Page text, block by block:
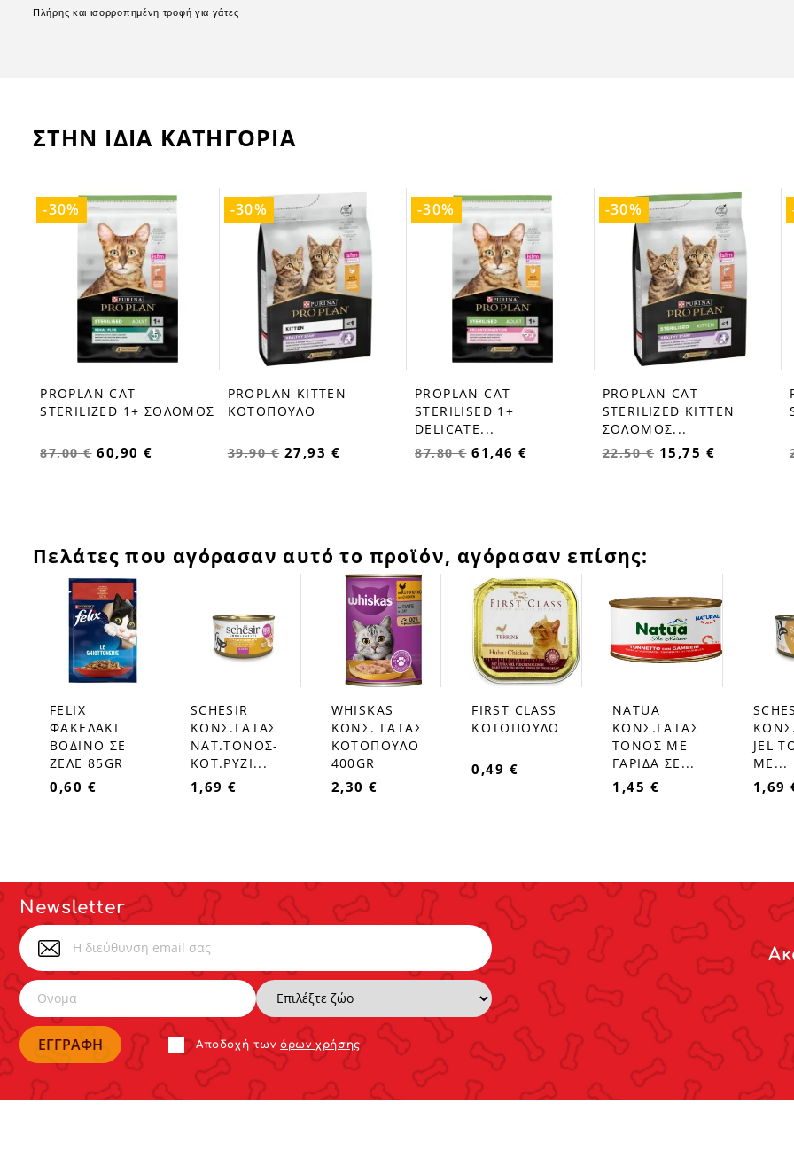
Πλήρης και ισορροπημένη τροφή για γάτες
ΣΤΗΝ ΙΔΙΑ ΚΑΤΗΓΟΡΙΑ
PROPLAN CAT
STERILIZED 1+ ΣΟΛΟΜΟΣ
87,00 € 60,90 €
-30%
PROPLAN KITTEN
ΚΟΤΟΠΟΥΛΟ
39,90 € 27,93 €
-30%
PROPLAN CAT
STERILISED 1+
DELICATE...
87,80 € 61,46 €
-30%
PROPLAN CAT
STERILIZED ΚΙΤΤΕΝ
ΣΟΛΟΜΟΣ...
22,50 € 15,75 €
-30%
Πελάτες που αγόρασαν αυτό το προϊόν, αγόρασαν επίσης:
favorite_border
FELIX
ΦΑΚΕΛΑΚΙ
ΒΟΔΙΝΟ ΣΕ
ΖΕΛΕ 85GR
0,60 €
favorite_border
SCHESIR
ΚΟΝΣ.ΓΑΤΑΣ
NAT.ΤΟΝΟΣ-
ΚΟΤ.ΡΥΖΙ...
1,69 €
favorite_border
WHISKAS
ΚΟΝΣ. ΓΑΤΑΣ
ΚΟΤΟΠΟΥΛΟ
400GR
2,30 €
favorite_border
FIRST CLASS
ΚΟΤΟΠΟΥΛΟ
0,49 €
favorite_border
NATUA
ΚΟΝΣ.ΓΑΤΑΣ
ΤΟΝΟΣ ΜΕ
ΓΑΡΙΔΑ ΣΕ...
1,45 €
favorite_border
JEL
ΜΕ...
1,69
Newsletter
Αποδoχή τωνόρων χρήσης